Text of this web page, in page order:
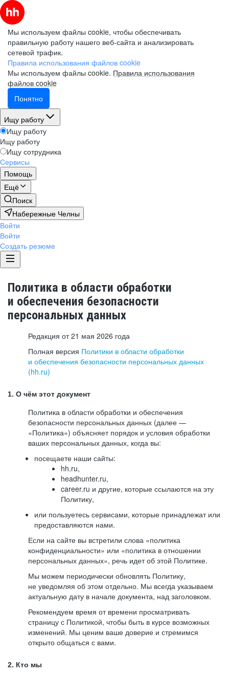
Мы используем файлы cookie, чтобы обеспечивать
правильную работу нашего веб-сайта и анализировать
сетевой трафик.
Правила использования файлов cookie
Мы используем файлы cookie. Правила использования
файлов cookie
Понятно
Ищу работу
Ищу работу
Ищу работу
Ищу сотрудника
Сервисы
Помощь
Ещё
Поиск
Набережные Челны
Войти
Войти
Создать резюме
Политика в области обработки
и обеспечения безопасности
персональных данных
Редакция от 21 мая 2026 года
Полная версия Политики в области обработки
и обеспечения безопасности персональных данных
(hh.ru)
1. О чём этот документ
Политика в области обработки и обеспечения
безопасности персональных данных (далее —
«Политика») объясняет порядок и условия обработки
ваших персональных данных, когда вы:
посещаете наши сайты:
hh.ru,
headhunter.ru,
career.ru и другие, которые ссылаются на эту
Политику,
или пользуетесь сервисами, которые принадлежат или
предоставляются нами.
Если на сайте вы встретили слова «политика
конфиденциальности» или «политика в отношении
персональных данных», речь идет об этой Политике.
Мы можем периодически обновлять Политику,
не уведомляя об этом отдельно. Мы всегда указываем
актуальную дату в начале документа, над заголовком.
Рекомендуем время от времени просматривать
страницу с Политикой, чтобы быть в курсе возможных
изменений. Мы ценим ваше доверие и стремимся
открыто общаться с вами.
2. Кто мы